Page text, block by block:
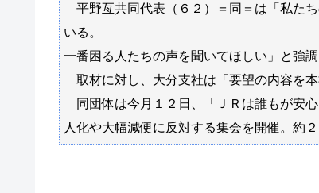
平野亙共同代表（６２）＝同＝は「私た
いる。
一番困る人たちの声を聞いてほしい」と強調
取材に対し、大分支社は「要望の内容を本
同団体は今月１２日、「ＪＲは誰もが安
人化や大幅減便に反対する集会を開催。約２